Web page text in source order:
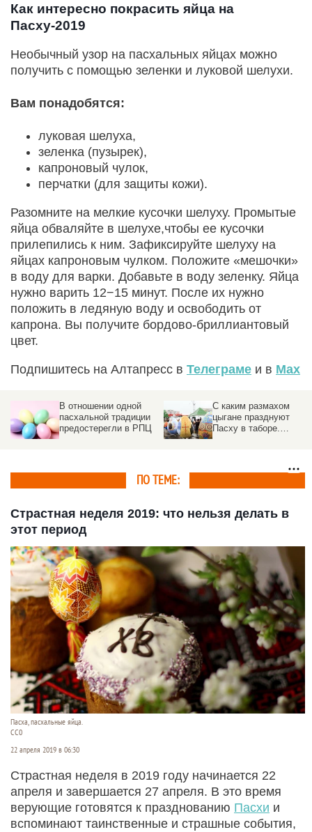
Как интересно покрасить яйца на
Пасху-2019
Необычный узор на пасхальных яйцах можно
получить с помощью зеленки и луковой шелухи.
Вам понадобятся:
луковая шелуха,
зеленка (пузырек),
капроновый чулок,
перчатки (для защиты кожи).
Разомните на мелкие кусочки шелуху. Промытые
яйца обваляйте в шелухе,чтобы ее кусочки
прилепились к ним. Зафиксируйте шелуху на
яйцах капроновым чулком. Положите «мешочки»
в воду для варки. Добавьте в воду зеленку. Яйца
нужно варить 12−15 минут. После их нужно
положить в ледяную воду и освободить от
капрона. Вы получите бордово-бриллиантовый
цвет.
Подпишитесь на Алтапресс в Телеграме и в Max
С каким размахом
цыгане празднуют
Пасху в таборе.
Ночью Путин приехал
важное для
православных россиян
ПО ТЕМЕ:
Страстная неделя 2019: что нельзя делать в
этот период
Пасха, пасхальные яйца.
СС0
22 апреля 2019 в 06:30
Страстная неделя в 2019 году начинается 22
апреля и завершается 27 апреля. В это время
верующие готовятся к празднованию Пасхи и
вспоминают таинственные и страшные события,